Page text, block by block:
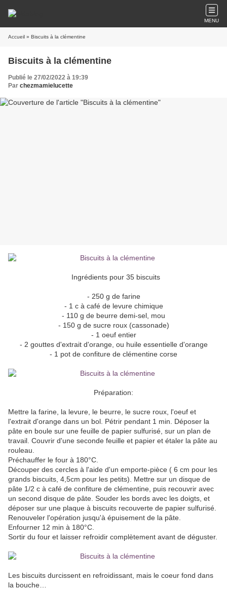
MENU
Accueil » Biscuits à la clémentine
Biscuits à la clémentine
Publié le 27/02/2022 à 19:39
Par chezmamielucette
Ingrédients pour 35 biscuits
- 250 g de farine
- 1 c à café de levure chimique
- 110 g de beurre demi-sel, mou
- 150 g de sucre roux (cassonade)
- 1 oeuf entier
- 2 gouttes d'extrait d'orange, ou huile essentielle d'orange
- 1 pot de confiture de clémentine corse
Préparation:
Mettre la farine, la levure, le beurre, le sucre roux, l'oeuf et
l'extrait d'orange dans un bol. Pétrir pendant 1 min. Déposer la
pâte en boule sur une feuille de papier sulfurisé, sur un plan de
travail. Couvrir d'une seconde feuille et papier et étaler la pâte au
rouleau.
Préchauffer le four à 180°C.
Découper des cercles à l'aide d'un emporte-pièce ( 6 cm pour les
grands biscuits, 4,5cm pour les petits). Mettre sur un disque de
pâte 1/2 c à café de confiture de clémentine, puis recouvrir avec
un second disque de pâte. Souder les bords avec les doigts, et
déposer sur une plaque à biscuits recouverte de papier sulfurisé.
Renouveler l'opération jusqu'à épuisement de la pâte.
Enfourner 12 min à 180°C.
Sortir du four et laisser refroidir complètement avant de déguster.
Les biscuits durcissent en refroidissant, mais le coeur fond dans
la bouche…